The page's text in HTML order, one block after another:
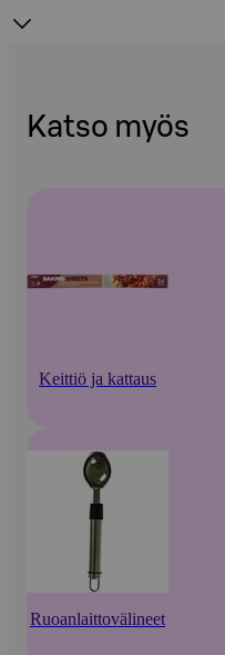
Katso myös
Keittiö ja kattaus
Ruoanlaittovälineet